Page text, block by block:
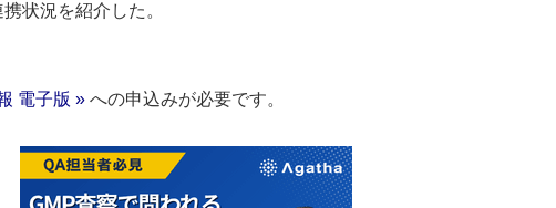
状況を紹介した。
電子版 » への申込みが必要です。